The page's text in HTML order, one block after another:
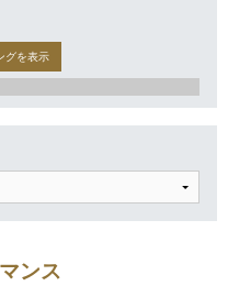
グを表示
ンス